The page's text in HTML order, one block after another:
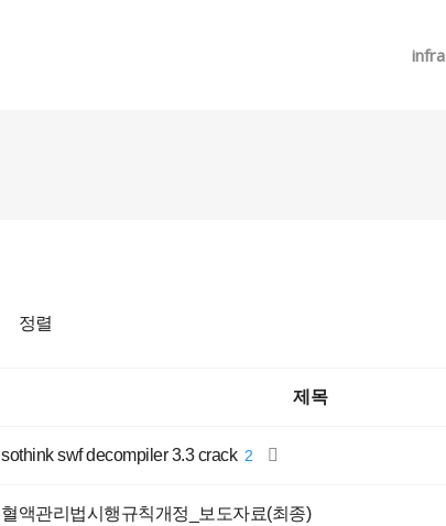
infra
정렬
제목
sothink swf decompiler 3.3 crack 2
혈액관리법시행규칙개정_보도자료(최종)